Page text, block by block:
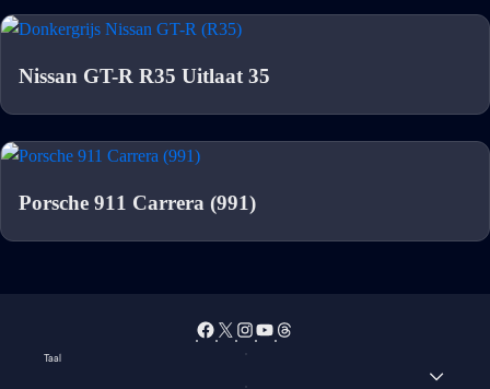
Nissan GT-R R35 Uitlaat 35
Porsche 911 Carrera (991)
Taal